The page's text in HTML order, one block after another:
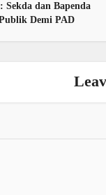
Sekda dan Bapenda
Demi PAD